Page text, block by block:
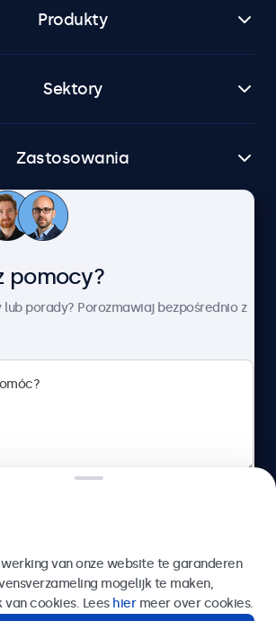
Produkty
Sektory
Zastosowania
Obsługa klienta
pomocy?
porady? Porozmawiaj bezpośrednio z
Wyślij
pod numer:22 397 04 43
van onze website te garanderen
mogelijk te maken,
cookies. Lees hiermeer over cookies.